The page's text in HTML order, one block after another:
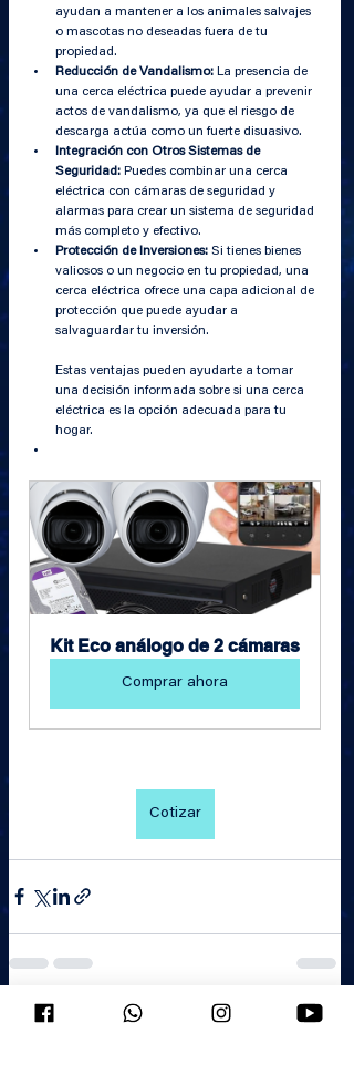
ayudan a mantener a los animales salvajes
o mascotas no deseadas fuera de tu
propiedad.
Reducción de Vandalismo: La presencia de
una cerca eléctrica puede ayudar a prevenir
actos de vandalismo, ya que el riesgo de
descarga actúa como un fuerte disuasivo.
Integración con Otros Sistemas de
Seguridad: Puedes combinar una cerca
eléctrica con cámaras de seguridad y
alarmas para crear un sistema de seguridad
más completo y efectivo.
Protección de Inversiones: Si tienes bienes
valiosos o un negocio en tu propiedad, una
cerca eléctrica ofrece una capa adicional de
protección que puede ayudar a
salvaguardar tu inversión.
Estas ventajas pueden ayudarte a tomar
una decisión informada sobre si una cerca
eléctrica es la opción adecuada para tu
hogar.
Kit Eco análogo de 2 cámaras
Comprar ahora
Cotizar
Entradas recientes Ver todo